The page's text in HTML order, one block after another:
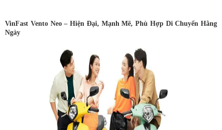
VinFast Vento Neo – Hiện Đại, Mạnh Mẽ, Phù Hợp Di Chuyển Hằng
Ngày